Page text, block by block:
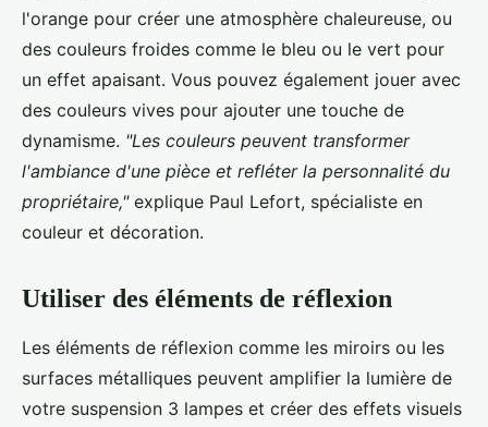
l'orange pour créer une atmosphère chaleureuse, ou
des couleurs froides comme le bleu ou le vert pour
un effet apaisant. Vous pouvez également jouer avec
des couleurs vives pour ajouter une touche de
dynamisme. "Les couleurs peuvent transformer
l'ambiance d'une pièce et refléter la personnalité du
propriétaire,"explique Paul Lefort, spécialiste en
couleur et décoration.
Utiliser des éléments de réflexion
Les éléments de réflexion comme les miroirs ou les
surfaces métalliques peuvent amplifier la lumière de
votre suspension 3 lampes et créer des effets visuels